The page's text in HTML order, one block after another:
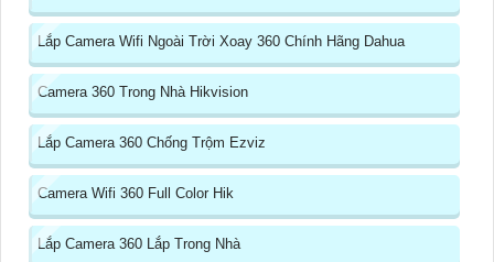
Lắp Camera Wifi Ngoài Trời Xoay 360 Chính Hãng Dahua
Camera 360 Trong Nhà Hikvision
Lắp Camera 360 Chống Trộm Ezviz
Camera Wifi 360 Full Color Hik
Lắp Camera 360 Lắp Trong Nhà